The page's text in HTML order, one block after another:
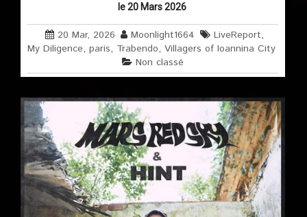
le 20 Mars 2026
20 Mar, 2026 Moonlight1664 LiveReport,
My Diligence,paris, Trabendo,Villagers of Ioannina City
Non classé